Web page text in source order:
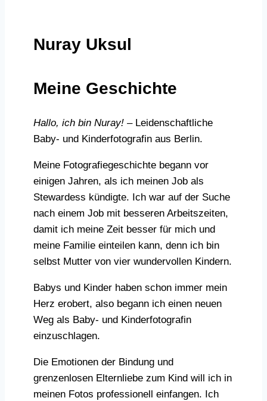
Nuray Uksul
Meine Geschichte
Hallo, ich bin Nuray! – Leidenschaftliche
Baby- und Kinderfotografin aus Berlin.
Meine Fotografiegeschichte begann vor
einigen Jahren, als ich meinen Job als
Stewardess kündigte. Ich war auf der Suche
nach einem Job mit besseren Arbeitszeiten,
damit ich meine Zeit besser für mich und
meine Familie einteilen kann, denn ich bin
selbst Mutter von vier wundervollen Kindern.
Babys und Kinder haben schon immer mein
Herz erobert, also begann ich einen neuen
Weg als Baby- und Kinderfotografin
einzuschlagen.
Die Emotionen der Bindung und
grenzenlosen Elternliebe zum Kind will ich in
meinen Fotos professionell einfangen. Ich